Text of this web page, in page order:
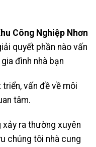
Công Nghiệp Nhơn
quyết phần nào vấn
đình nhà bạn
vấn đề về môi
tâm.
ra thường xuyên
chúng tôi nhà cung